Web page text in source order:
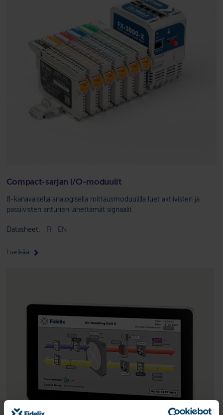
Compact-sarjan I/O-moduulit
8-kanavaisella analogisella mittausmoduulilla luet aktiivisten ja
passiivisten anturien lähettämät signaalit.
Datasheet: FI EN
Lue lisää